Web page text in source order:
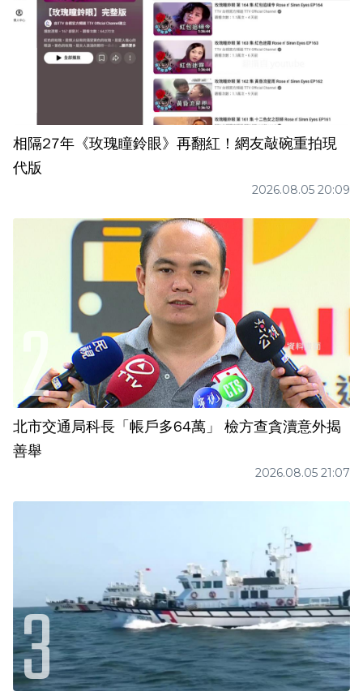
相隔27年《玫瑰瞳鈴眼》再翻紅！網友敲碗重拍現
代版
2026.08.05 20:09
北市交通局科長「帳戶多64萬」 檢方查貪瀆意外揭
善舉
2026.08.05 21:07